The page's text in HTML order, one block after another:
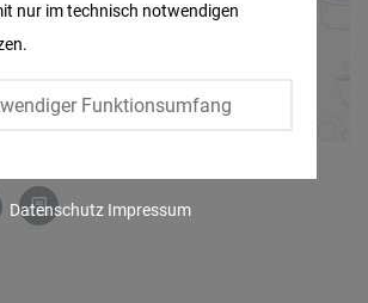
nur im technisch notwendigen
Funktionsumfang
Datenschutz Impressum